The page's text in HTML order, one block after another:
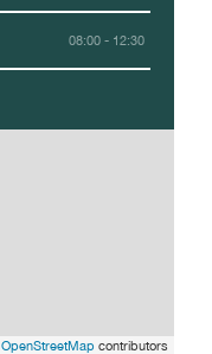
08:00 - 12:30
OpenStreetMap contributors